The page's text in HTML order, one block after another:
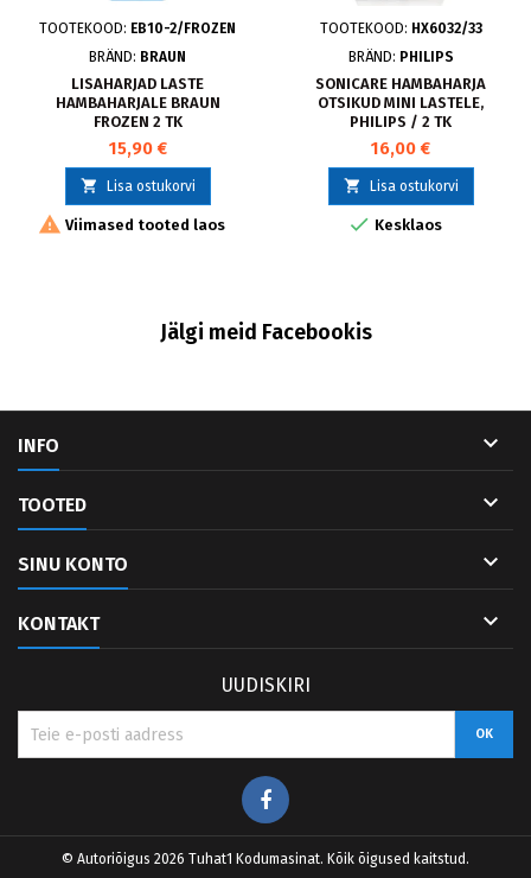
TOOTEKOOD: EB10-2/FROZEN
BRÄND: BRAUN
LISAHARJAD LASTE
HAMBAHARJALE BRAUN
FROZEN 2 TK
15,90 €
 Lisa ostukorvi
 Viimased tooted laos
TOOTEKOOD: HX6032/33
BRÄND: PHILIPS
SONICARE HAMBAHARJA
OTSIKUD MINI LASTELE,
PHILIPS / 2 TK
16,00 €
 Lisa ostukorvi
 Kesklaos
Jälgi meid Facebookis
INFO 
TOOTED 
SINU KONTO 
KONTAKT 
UUDISKIRI
Facebook
© Autoriõigus 2026 Tuhat1 Kodumasinat. Kõik õigused kaitstud.